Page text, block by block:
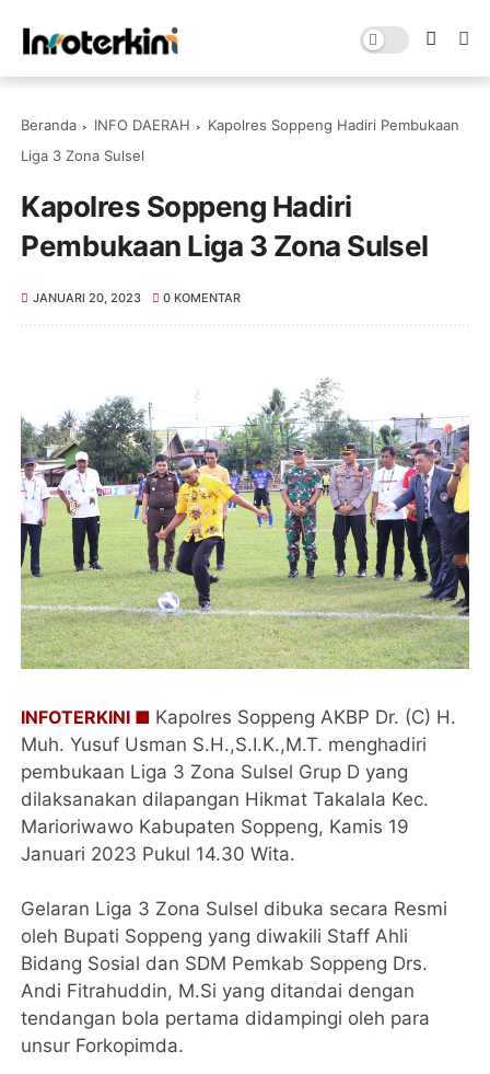
Beranda INFO DAERAH
Kapolres Soppeng Hadiri Pembukaan
Liga 3 Zona Sulsel
Kapolres Soppeng Hadiri
Pembukaan Liga 3 Zona Sulsel
JANUARI 20, 2023 0 KOMENTAR
INFOTERKINI ■ Kapolres Soppeng AKBP Dr. (C) H.
Muh. Yusuf Usman S.H.,S.I.K.,M.T. menghadiri
pembukaan Liga 3 Zona Sulsel Grup D yang
dilaksanakan dilapangan Hikmat Takalala Kec.
Marioriwawo Kabupaten Soppeng, Kamis 19
Januari 2023 Pukul 14.30 Wita.
Gelaran Liga 3 Zona Sulsel dibuka secara Resmi
oleh Bupati Soppeng yang diwakili Staff Ahli
Bidang Sosial dan SDM Pemkab Soppeng Drs.
Andi Fitrahuddin, M.Si yang ditandai dengan
tendangan bola pertama didampingi oleh para
unsur Forkopimda.